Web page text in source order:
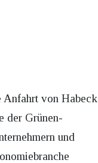
Anfahrt von Habeck
der Grünen-
und